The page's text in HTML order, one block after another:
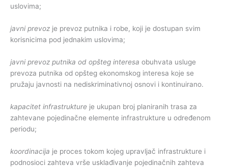
uslovima;
javni prevoz je prevoz putnika i robe, koji je dostupan svim
korisnicima pod jednakim uslovima;
javni prevoz putnika od opšteg interesa obuhvata usluge
prevoza putnika od opšteg ekonomskog interesa koje se
pružaju javnosti na nediskriminativnoj osnovi i kontinuirano.
kapacitet infrastrukture je ukupan broj planiranih trasa za
zahtevane pojedinačne elemente infrastrukture u određenom
periodu;
koordinacija je proces tokom kojeg upravljač infrastrukture i
podnosioci zahteva vrše usklađivanje pojedinačnih zahteva